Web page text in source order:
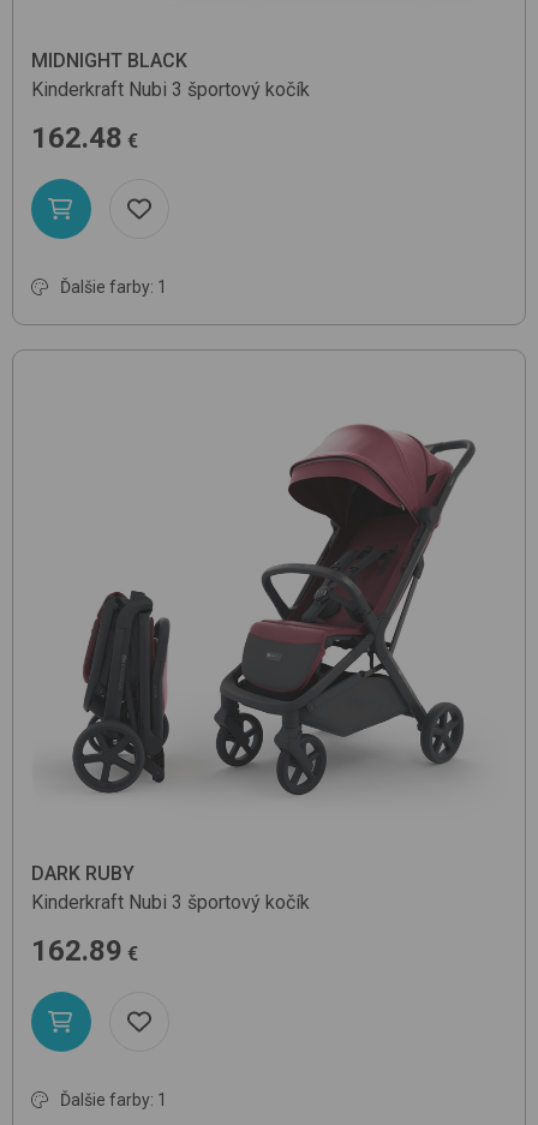
MIDNIGHT BLACK
Kinderkraft Nubi 3 športový kočík
162.48 €
Ďalšie farby: 1
DARK RUBY
Kinderkraft Nubi 3 športový kočík
162.89 €
Ďalšie farby: 1